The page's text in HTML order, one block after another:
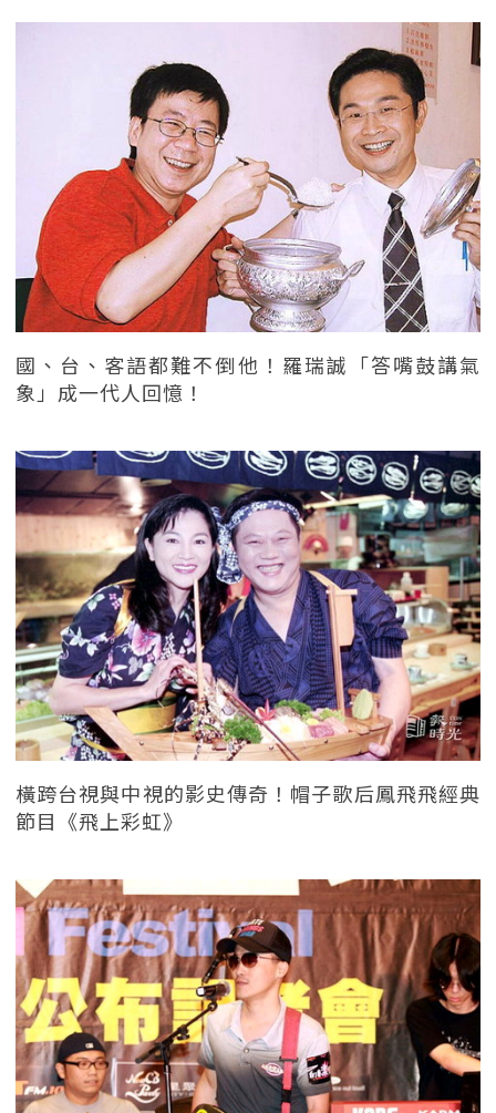
國、台、客語都難不倒他！羅瑞誠「答嘴鼓講氣
象」成一代人回憶！
橫跨台視與中視的影史傳奇！帽子歌后鳳飛飛經典
節目《飛上彩虹》